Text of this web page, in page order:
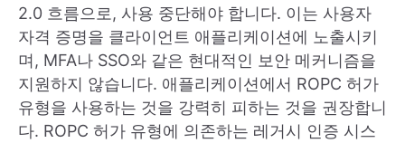
2.0 흐름으로, 사용 중단해야 합니다. 이는 사용자
자격 증명을 클라이언트 애플리케이션에 노출시키
며, MFA나 SSO와 같은 현대적인 보안 메커니즘을
지원하지 않습니다. 애플리케이션에서 ROPC 허가
유형을 사용하는 것을 강력히 피하는 것을 권장합니
다. ROPC 허가 유형에 의존하는 레거시 인증 시스